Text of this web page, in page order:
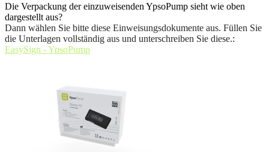
Die Verpackung der einzuweisenden YpsoPump sieht wie oben
dargestellt aus?
Dann wählen Sie bitte diese Einweisungsdokumente aus. Füllen Sie
die Unterlagen vollständig aus und unterschreiben Sie diese.:
EasySign - YpsoPump